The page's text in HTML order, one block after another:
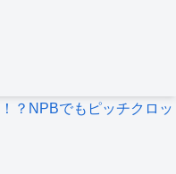
？NPBでもピッチクロッ